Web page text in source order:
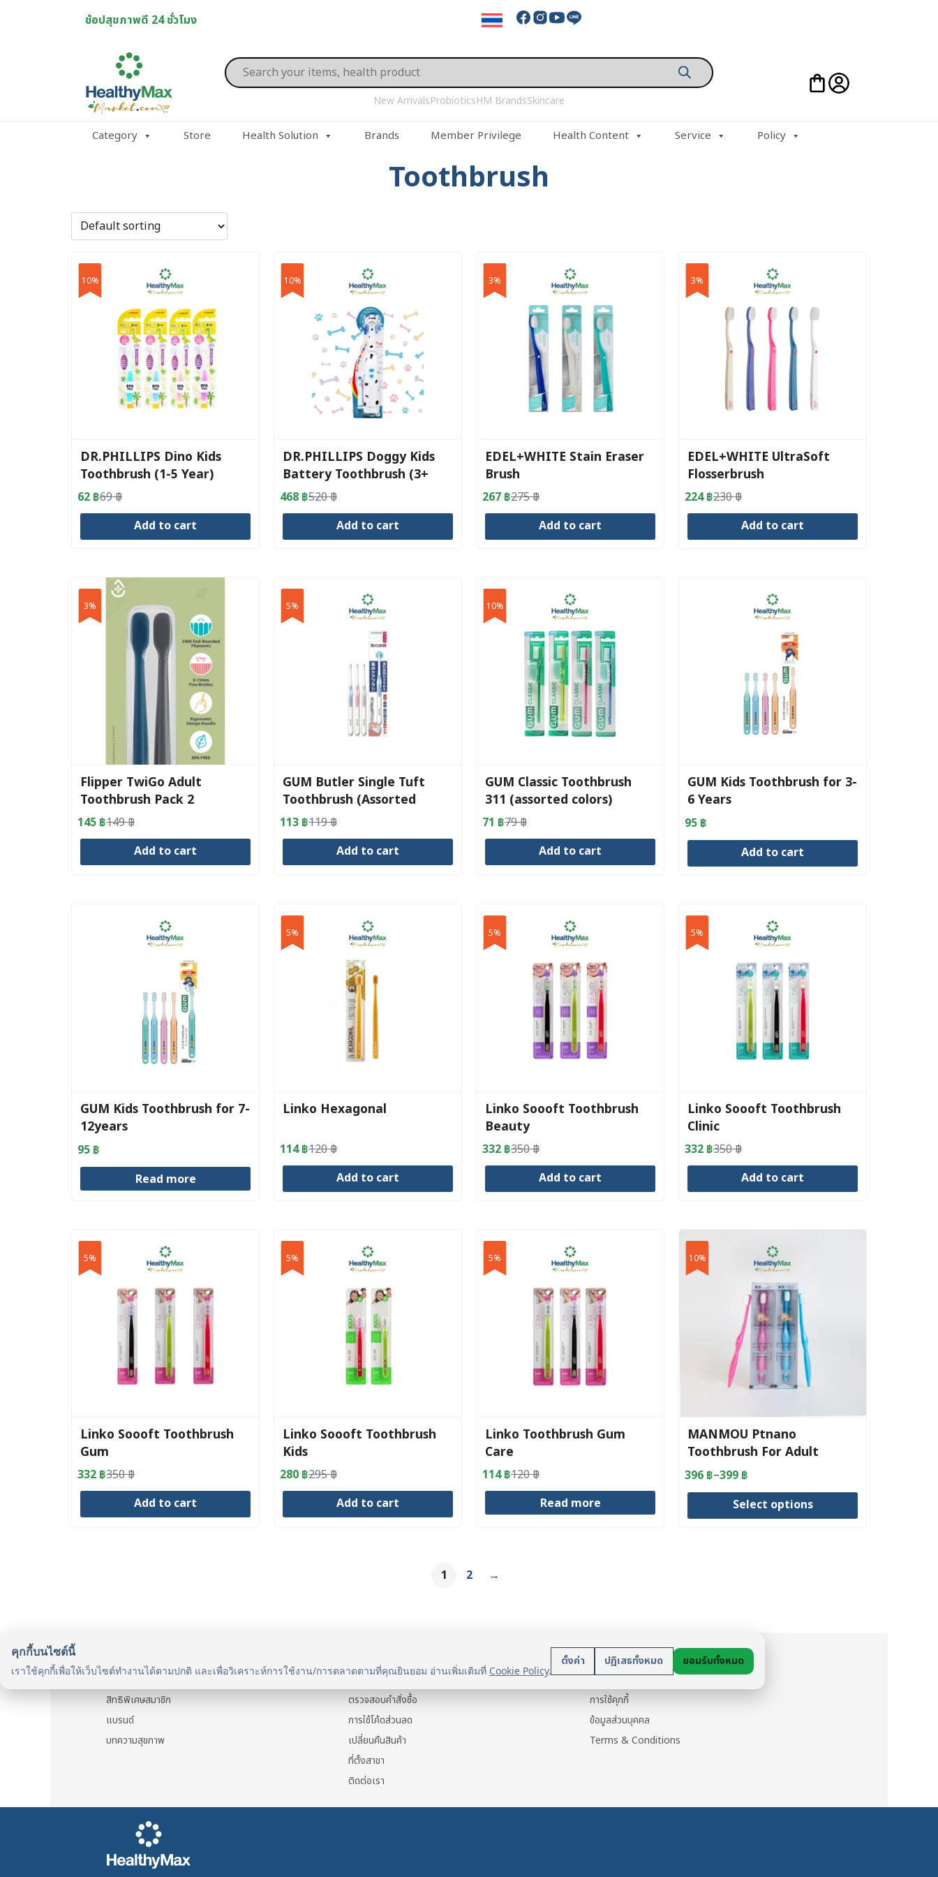
ช้อปสุขภาพดี 24 ชั่วโมง
Products
search
New ArrivalsProbioticsHM BrandsSkincare
Category Store Health Solution Brands Member Privilege Health Content Service Policy
Toothbrush
10%
DR.PHILLIPS Dino Kids
Toothbrush (1-5 Year)
69฿
Original
price
was:
62 ฿
Current
price
is:
Add to cart
10%
DR.PHILLIPS Doggy Kids
Battery Toothbrush (3+
Year)520฿
Original
price
was:
468 ฿
Current
price
is:
Add to cart
3%
EDEL+WHITE Stain Eraser
Brush
275฿
Original
price
was:
267 ฿
Current
price
is:
Add to cart
3%
EDEL+WHITE UltraSoft
Flosserbrush
230฿
Original
price
was:
224฿
Current
price
is:
Add to cart
3%
Flipper TwiGo Adult
Toothbrush Pack 2
149฿
Original
price
was:
145 ฿
Current
price
is:
Add to cart
5%
GUM Butler Single Tuft
Toothbrush (Assorted
Colors)
119฿
Original
price
was:
113 ฿
Current
price
is:
Add to cart
10%
GUM Classic Toothbrush
311 (assorted colors)
(assorted colors)
79฿
Original
price
was:
71 ฿
Current
price
is:
Add to cart
GUM Kids Toothbrush for 3-
6 Years
95 ฿
Add to cart
GUM Kids Toothbrush for 7-
12years
95 ฿
Read more
5%
Linko Hexagonal
120฿
Original
price
was:
114฿
Current
price
is:
Add to cart
5%
Linko Soooft Toothbrush
Beauty
350฿
Original
price
was:
332 ฿
Current
price
is:
Add to cart
5%
Linko Soooft Toothbrush
Clinic
350฿
Original
price
was:
332 ฿
Current
price
is:
Add to cart
5%
Linko Soooft Toothbrush
Gum
350฿
Original
price
was:
332 ฿
Current
price
is:
Add to cart
5%
Linko Soooft Toothbrush
Kids
295฿
Original
price
was:
280 ฿
Current
price
is:
Add to cart
5%
Linko Toothbrush Gum
Care
120฿
Original
price
was:
114฿
Current
price
is:
Read more
10%
MANMOU Ptnano
Toothbrush For Adult
396 ฿–399 ฿
Price
range:
396 ฿
Select options
may
be
chosen
product
1 2 →
คุกกี้บนไซต์นี้
เราใช้คุกกี้เพื่อให้เว็บไซต์ทำงานได้ตามปกติ และเพื่อวิเคราะห์การใช้งาน/การตลาดตามที่คุณยินยอม อ่านเพิ่มเติมที่ Cookie Policy.
ตั้งค่า ปฏิเสธทั้งหมด ยอมรับทั้งหมด
สิทธิพิเศษสมาชิก
แบรนด์
บทความสุขภาพ
แจ้งการชำระเงิน
ตรวจสอบคำสั่งซื้อ
การใช้โค้ดส่วนลด
เปลี่ยนคืนสินค้า
ที่ตั้งสาขา
ติดต่อเรา
นโยบาย
ข้อมูลส่วนตัว
การใช้คุกกี้
ข้อมูลส่วนบุคคล
Terms & Conditions